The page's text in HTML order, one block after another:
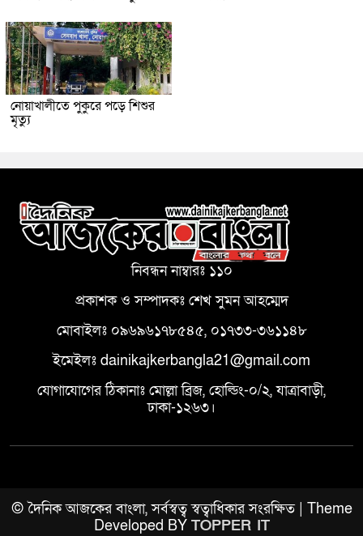
নোয়াখালীতে পুকুরে পড়ে শিশুর
মৃত্যু
নিবন্ধন নাম্বারঃ ১১০
প্রকাশক ও সম্পাদকঃ শেখ সুমন আহম্মেদ
মোবাইলঃ ০৯৬৯৬১৭৮৫৪৫, ০১৭৩৩-৩৬১১৪৮
ইমেইলঃ dainikajkerbangla21@gmail.com
যোগাযোগের ঠিকানাঃ মোল্লা ব্রিজ, হোল্ডিং-০/২, যাত্রাবাড়ী,
ঢাকা-১২৬৩।
© দৈনিক আজকের বাংলা, সর্বস্বত্ব স্বত্বাধিকার সংরক্ষিত | Theme
Developed BY TOPPER IT